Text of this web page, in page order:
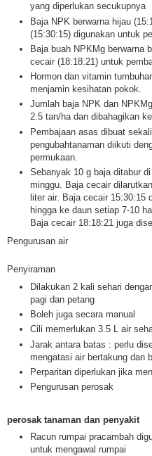
yang diperlukan secukupnya
Baja NPK berwarna hijau
(15:30:15) digunakan untuk
Baja buah NPKMg berwarna
cecair (18:18:21) untuk
Hormon dan vitamin
menjamin kesihatan pokok.
Jumlah baja NPK dan
2.5 tan/ha dan dibahagikan
Pembajaan asas dibuat
pengubahtanaman diikuti
permukaan.
Sebanyak 10 g baja ditabur
minggu. Baja cecair
liter air. Baja cecair 15:30:15
hingga ke daun setiap 7-10
Baja cecair 18:18:21 juga
Pengurusan air
Penyiraman
Dilakukan 2 kali sehari
pagi dan petang
Boleh juga secara manual
Cili memerlukan 3.5 L air
Jarak antara batas : perlu
mengatasi air bertakung dan
Perparitan diperlukan jika
Pengurusan perosak
perosak tanaman dan penyakit
Racun rumpai pracambah
untuk mengawal rumpai